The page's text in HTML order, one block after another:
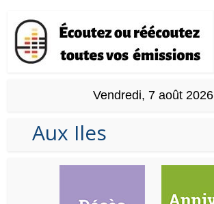
Vendredi, 7 août 2026
Aux Iles